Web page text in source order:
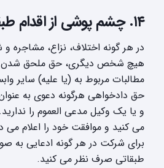
۱۴. چشم پوشی از اقدام طبقاتی
در هر گونه اختلاف، نزاع، مشاجره
هیچ شخص دیگری، حق ملحق شدن
مطالبات مربوط به (یا علیه) سایر
حق دادخواهی هرگونه دعوی به عنوان
و یا یک وکیل مدعی العموم را
می کنید و موافقت خود را اعلام می
برای شرکت در هر گونه ادعایی به
طبقاتی صرف نظر می کنید.